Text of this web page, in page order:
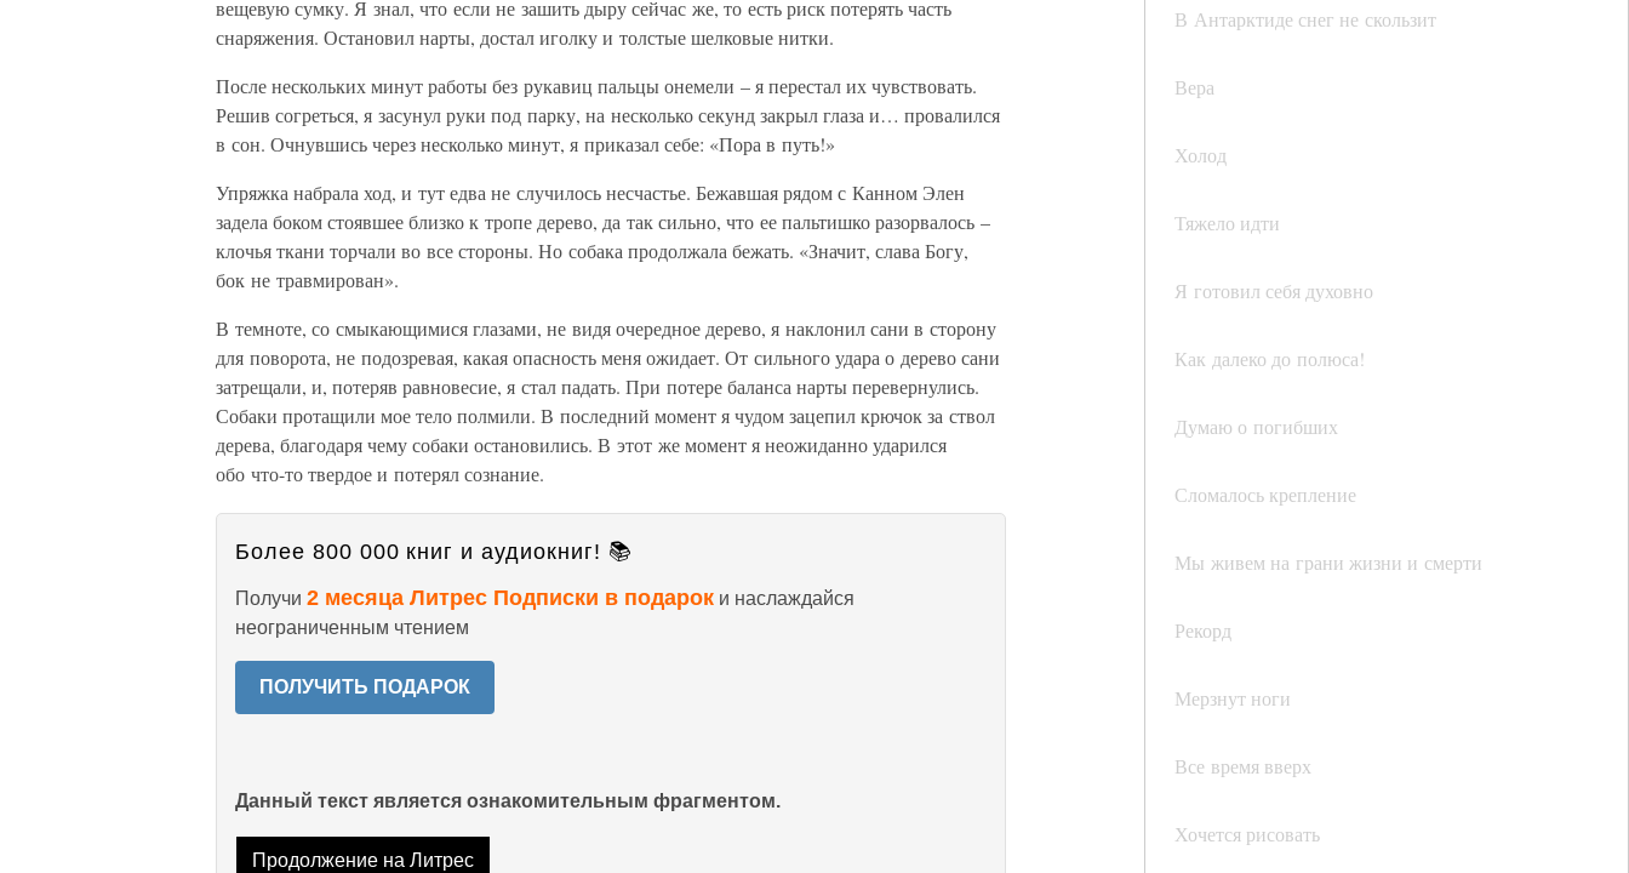
В Антарктиде снег не скользит
Вера
Холод
Тяжело идти
Я готовил себя духовно
Как далеко до полюса!
Думаю о погибших
Сломалось крепление
Мы живем на грани жизни и смерти
Рекорд
Мерзнут ноги
Все время вверх
Хочется рисовать
вещевую сумку. Я знал, что если не зашить дыру сейчас же, то есть риск потерять часть
снаряжения. Остановил нарты, достал иголку и толстые шелковые нитки.
После нескольких минут работы без рукавиц пальцы онемели – я перестал их чувствовать.
Решив согреться, я засунул руки под парку, на несколько секунд закрыл глаза и… провалился
в сон. Очнувшись через несколько минут, я приказал себе: «Пора в путь!»
Упряжка набрала ход, и тут едва не случилось несчастье. Бежавшая рядом с Канном Элен
задела боком стоявшее близко к тропе дерево, да так сильно, что ее пальтишко разорвалось –
клочья ткани торчали во все стороны. Но собака продолжала бежать. «Значит, слава Богу,
бок не травмирован».
В темноте, со смыкающимися глазами, не видя очередное дерево, я наклонил сани в сторону
для поворота, не подозревая, какая опасность меня ожидает. От сильного удара о дерево сани
затрещали, и, потеряв равновесие, я стал падать. При потере баланса нарты перевернулись.
Собаки протащили мое тело полмили. В последний момент я чудом зацепил крючок за ствол
дерева, благодаря чему собаки остановились. В этот же момент я неожиданно ударился
обо что-то твердое и потерял сознание.
Более 800 000 книг и аудиокниг! 📚
Получи 2 месяца Литрес Подписки в подарок и наслаждайся
неограниченным чтением
ПОЛУЧИТЬ ПОДАРОК
Данный текст является ознакомительным фрагментом.
Продолжение на Литрес